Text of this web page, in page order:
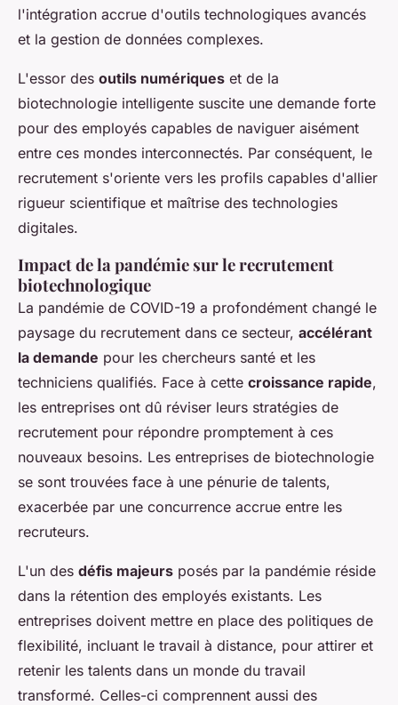
l'intégration accrue d'outils technologiques avancés
et la gestion de données complexes.
L'essor des outils numériques et de la
biotechnologie intelligente suscite une demande forte
pour des employés capables de naviguer aisément
entre ces mondes interconnectés. Par conséquent, le
recrutement s'oriente vers les profils capables d'allier
rigueur scientifique et maîtrise des technologies
digitales.
Impact de la pandémie sur le recrutement
biotechnologique
La pandémie de COVID-19 a profondément changé le
paysage du recrutement dans ce secteur, accélérant
la demande pour les chercheurs santé et les
techniciens qualifiés. Face à cette croissance rapide,
les entreprises ont dû réviser leurs stratégies de
recrutement pour répondre promptement à ces
nouveaux besoins. Les entreprises de biotechnologie
se sont trouvées face à une pénurie de talents,
exacerbée par une concurrence accrue entre les
recruteurs.
L'un des défis majeurs posés par la pandémie réside
dans la rétention des employés existants. Les
entreprises doivent mettre en place des politiques de
flexibilité, incluant le travail à distance, pour attirer et
retenir les talents dans un monde du travail
transformé. Celles-ci comprennent aussi des